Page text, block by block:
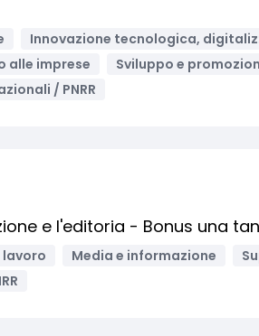
Innovazione tecnologica,
alle imprese Sviluppo e
/ PNRR
e l'editoria - Bonus una
lavoro Media e informazione